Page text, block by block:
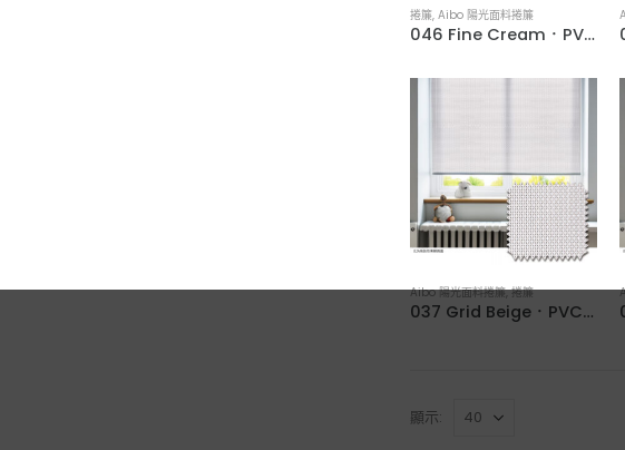
捲簾, Aibo 陽光面料捲簾
046 Fine Cream．PVC Woven Water-Resistant Roller Blinds
Aibo 陽光面料捲簾,捲簾
037 Grid Beige．PVC Woven Water-Resistant Roller Blinds
顯示: